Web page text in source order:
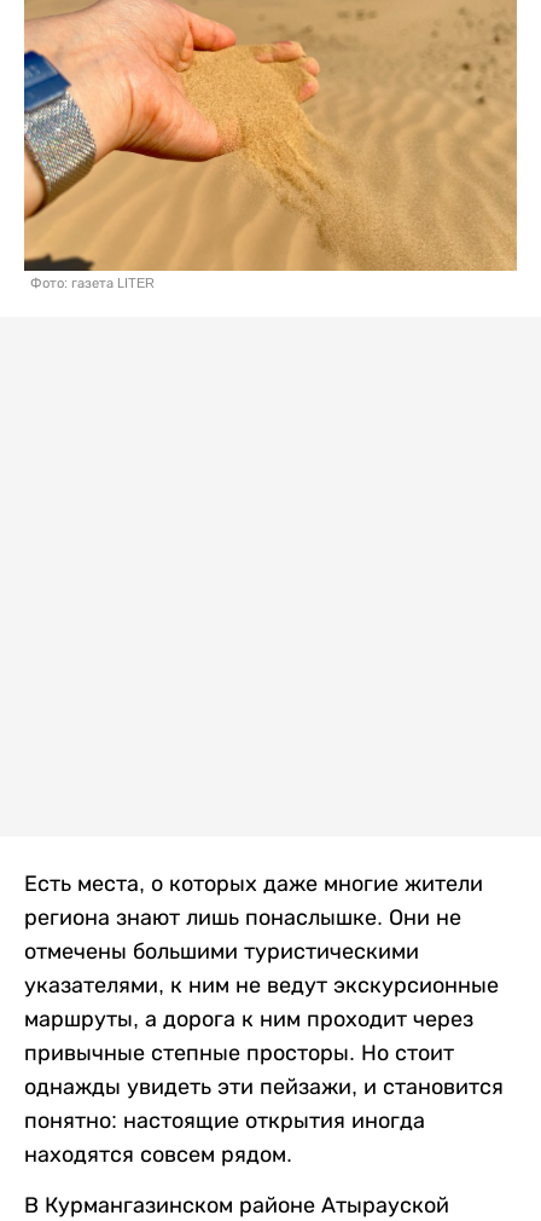
Фото: газета LITER
Есть места, о которых даже многие жители
региона знают лишь понаслышке. Они не
отмечены большими туристическими
указателями, к ним не ведут экскурсионные
маршруты, а дорога к ним проходит через
привычные степные просторы. Но стоит
однажды увидеть эти пейзажи, и становится
понятно: настоящие открытия иногда
находятся совсем рядом.
В Курмангазинском районе Атырауской